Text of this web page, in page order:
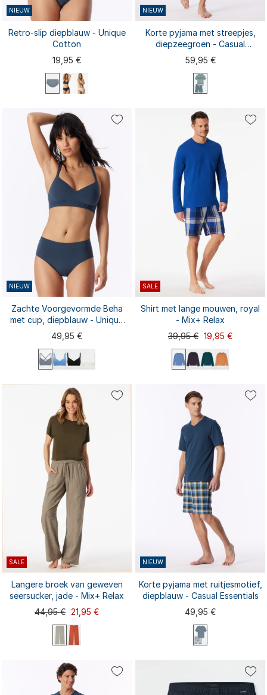
NIEUW
M L XL
3XL 4XL
Retro-slip diepblauw - Unique
Cotton
19,95 €
NIEUW
L XXL
Korte pyjama met streepjes,
diepzeegroen - Casual
Nightwear
59,95 €
NIEUW
75A 75B
80D
85D 90A
Zachte Voorgevormde Beha
met cup, diepblauw - Unique
Cotton
49,95 €
SALE
L XXL
3XL
Shirt met lange mouwen, royal
- Mix+ Relax
39,95 € 19,95 €
SALE
M
Langere broek van geweven
seersucker, jade - Mix+ Relax
44,95 € 21,95 €
NIEUW
L XL XXL
Korte pyjama met ruitjesmotief,
diepblauw - Casual Essentials
49,95 €